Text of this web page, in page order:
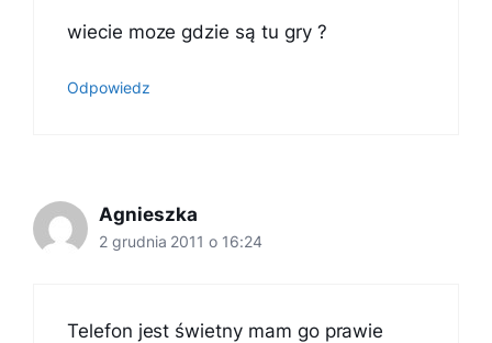
wiecie moze gdzie są tu gry ?
Odpowiedz
Agnieszka
2 grudnia 2011 o 16:24
Telefon jest świetny mam go prawie